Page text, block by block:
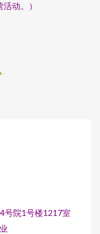
动。）
号院1号楼1217室